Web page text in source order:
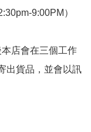
9:00PM）
店會在三個工作
出貨品，並會以訊